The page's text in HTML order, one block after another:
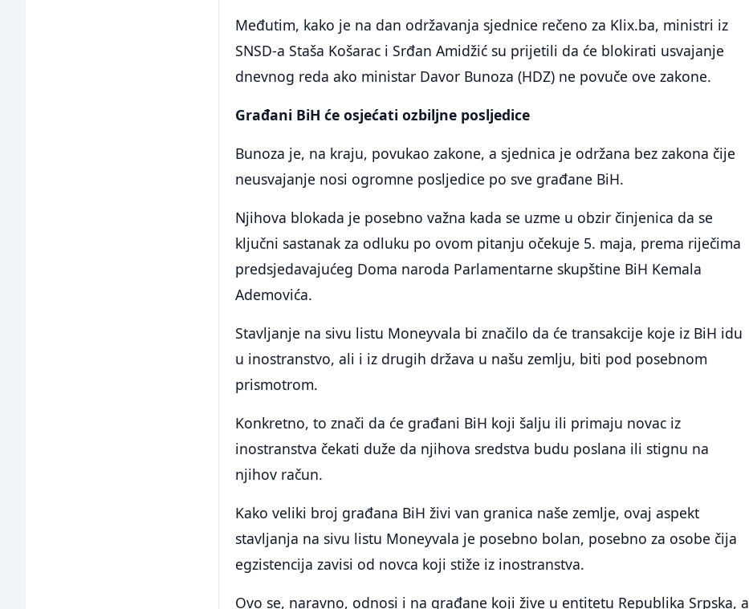
Međutim, kako je na dan održavanja sjednice rečeno za Klix.ba, ministri iz
SNSD-a Staša Košarac i Srđan Amidžić su prijetili da će blokirati usvajanje
dnevnog reda ako ministar Davor Bunoza (HDZ) ne povuče ove zakone.
Građani BiH će osjećati ozbiljne posljedice
Bunoza je, na kraju, povukao zakone, a sjednica je održana bez zakona čije
neusvajanje nosi ogromne posljedice po sve građane BiH.
Njihova blokada je posebno važna kada se uzme u obzir činjenica da se
ključni sastanak za odluku po ovom pitanju očekuje 5. maja, prema riječima
predsjedavajućeg Doma naroda Parlamentarne skupštine BiH Kemala
Ademovića.
Stavljanje na sivu listu Moneyvala bi značilo da će transakcije koje iz BiH idu
u inostranstvo, ali i iz drugih država u našu zemlju, biti pod posebnom
prismotrom.
Konkretno, to znači da će građani BiH koji šalju ili primaju novac iz
inostranstva čekati duže da njihova sredstva budu poslana ili stignu na
njihov račun.
Kako veliki broj građana BiH živi van granica naše zemlje, ovaj aspekt
stavljanja na sivu listu Moneyvala je posebno bolan, posebno za osobe čija
egzistencija zavisi od novca koji stiže iz inostranstva.
Ovo se, naravno, odnosi i na građane koji žive u entitetu Republika Srpska, a